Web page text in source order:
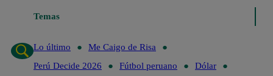
Temas
Lo último
Me Caigo de Risa
Perú Decide 2026
Fútbol peruano
Dólar